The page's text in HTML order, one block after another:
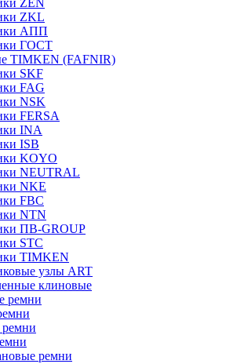
ZEN
ZKL
АПП
ГОСТ
ТІMKEN (FAFNIR)
SKF
FAG
NSK
FERSA
INA
ISB
KOYO
NEUTRAL
NKE
FBC
NTN
ПВ-GROUP
STC
TIMKEN
узлы ART
клиновые
ремни
ремни